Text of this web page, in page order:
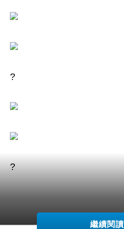
?
?
繼續閱讀